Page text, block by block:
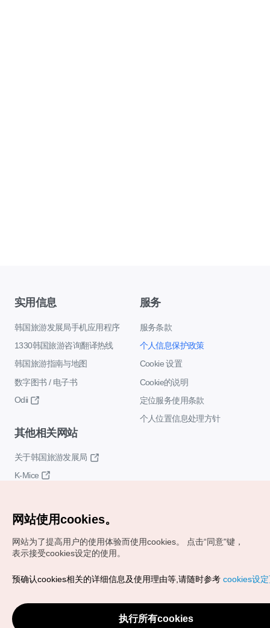
实用信息
韩国旅游发展局手机应用程序
1330韩国旅游咨询翻译热线
韩国旅游指南与地图
数字图书 / 电子书
Odii
服务
服务条款
个人信息保护政策
Cookie 设置
Cookie的说明
定位服务使用条款
个人位置信息处理方针
其他相关网站
关于韩国旅游发展局
K-Mice
Copyrights (c) 韩国旅游发展局版权所有
VISITKOREA官方邮箱
chnsim@knto.or.kr
网站使用cookies。
网站为了提高用户的使用体验而使用cookies。
点击“同意"键，
表示接受cookies设定的使用。
预确认cookies相关的详细信息及使用理由等,请随时参考 cookies设
执行所有cookies